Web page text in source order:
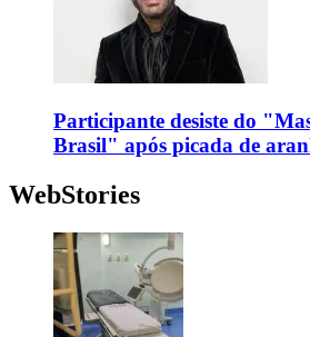
Participante desiste do
Brasil" após picada de
WebStories